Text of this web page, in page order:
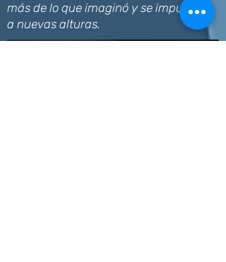
más de lo que imaginó y se impulsará
a nuevas alturas.